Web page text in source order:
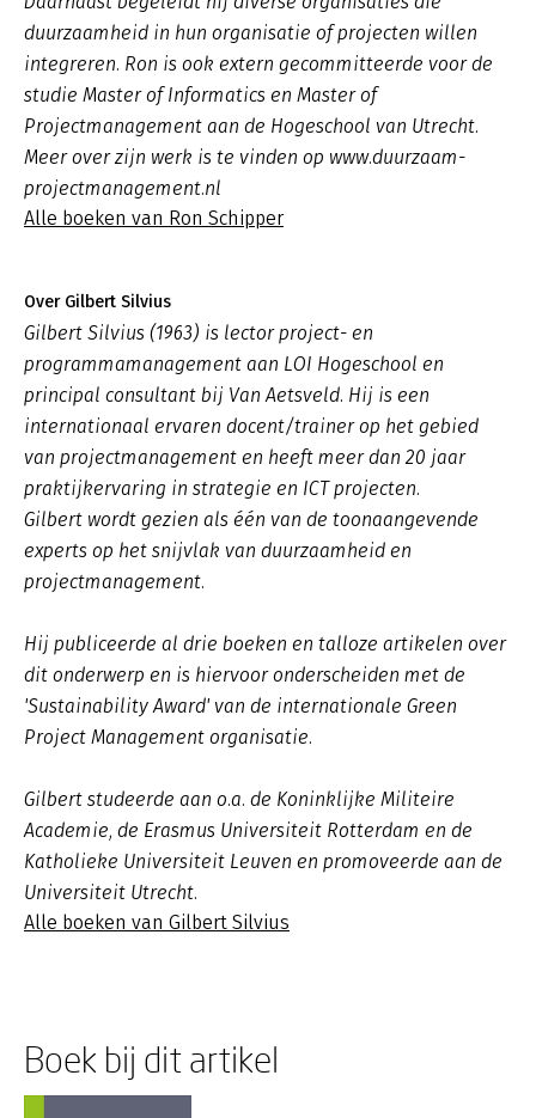
duurzaamheid in hun organisatie of projecten willen
integreren. Ron is ook extern gecommitteerde voor de
studie Master of Informatics en Master of
Projectmanagement aan de Hogeschool van Utrecht.
Meer over zijn werk is te vinden op www.duurzaam-
projectmanagement.nl
Alle boeken van Ron Schipper
Over Gilbert Silvius
Gilbert Silvius (1963) is lector project- en
programmamanagement aan LOI Hogeschool en
principal consultant bij Van Aetsveld. Hij is een
internationaal ervaren docent/trainer op het gebied
van projectmanagement en heeft meer dan 20 jaar
praktijkervaring in strategie en ICT projecten.
Gilbert wordt gezien als één van de toonaangevende
experts op het snijvlak van duurzaamheid en
projectmanagement.
Hij publiceerde al drie boeken en talloze artikelen over
dit onderwerp en is hiervoor onderscheiden met de
'Sustainability Award' van de internationale Green
Project Management organisatie.
Gilbert studeerde aan o.a. de Koninklijke Militeire
Academie, de Erasmus Universiteit Rotterdam en de
Katholieke Universiteit Leuven en promoveerde aan de
Universiteit Utrecht.
Alle boeken van Gilbert Silvius
Boek bij dit artikel